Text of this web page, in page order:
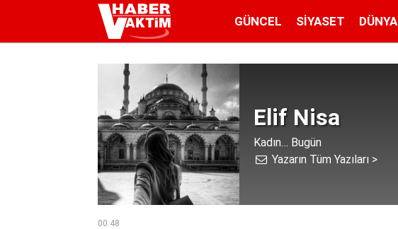
GÜNCEL SIYASET DÜNYA
Elif Nisa
Kadın… Bugün
Yazarın Tüm Yazıları >
00:48